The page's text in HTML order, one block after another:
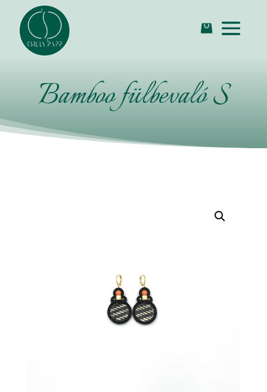
Bamboo fülbevaló S